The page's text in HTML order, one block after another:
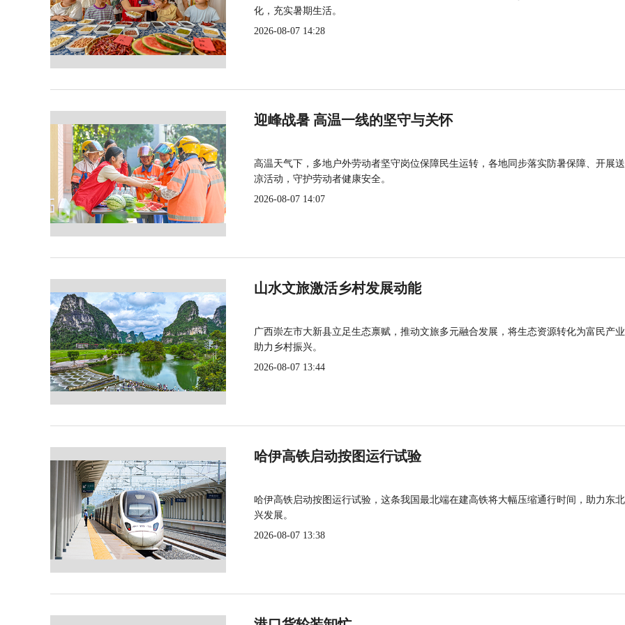
化，充实暑期生活。
2026-08-07 14:28
迎峰战暑 高温一线的坚守与关怀
高温天气下，多地户外劳动者坚守岗位保障民生运转，各地同步落实防暑保障、开展
凉活动，守护劳动者健康安全。
2026-08-07 14:07
山水文旅激活乡村发展动能
广西崇左市大新县立足生态禀赋，推动文旅多元融合发展，将生态资源转化为富民产
助力乡村振兴。
2026-08-07 13:44
哈伊高铁启动按图运行试验
哈伊高铁启动按图运行试验，这条我国最北端在建高铁将大幅压缩通行时间，助力东
兴发展。
2026-08-07 13:38